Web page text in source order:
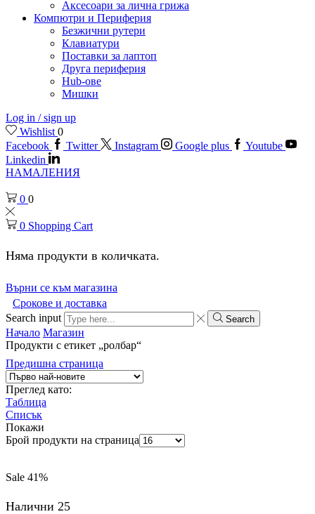
Аксесоари за лична грижа
Компютри и Периферия
Безжични рутери
Клавиатури
Поставки за лаптоп
Друга периферия
Hub-ове
Мишки
Log in / sign up
Wishlist 0
Facebook
Twitter Instagram Google plus
Youtube
Linkedin
НАМАЛЕНИЯ
0 0
0 Shopping Cart
Няма продукти в количката.
Върни се към магазина
Срокове и доставка
Search input
Search
Начало Магазин
Продукти с етикет „ролбар“
Предишна страница
Преглед като:
Таблица
Списък
Покажи
Брой продукти на страница
Sale 41%
Налични 25